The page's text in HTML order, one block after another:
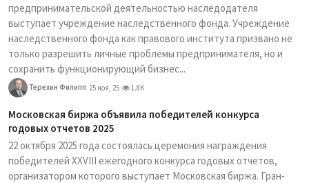
предпринимательской деятельностью наследодателя
выступает учреждение наследственного фонда. Учреждение
наследственного фонда как правового института призвано не
только разрешить личные проблемы предпринимателя, но и
сохранить функционирующий бизнес...
Терехин Филипп 25 ноя, 25 1.8K
Московская биржа объявила победителей конкурса
годовых отчетов 2025
22 октября 2025 года состоялась церемония награждения
победителей XXVIII ежегодного конкурса годовых отчетов,
организатором которого выступает Московская биржа. Гран-